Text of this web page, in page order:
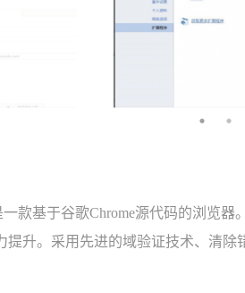
一款基于谷歌Chrome源代码的浏览
提升。采用先进的域验证技术、清
用户的隐私数据不被收集。